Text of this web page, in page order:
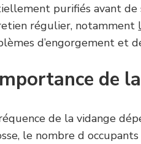
purifiés avant de
régulier, notamment
d’engorgement et
de
de la vidange
le nombre d